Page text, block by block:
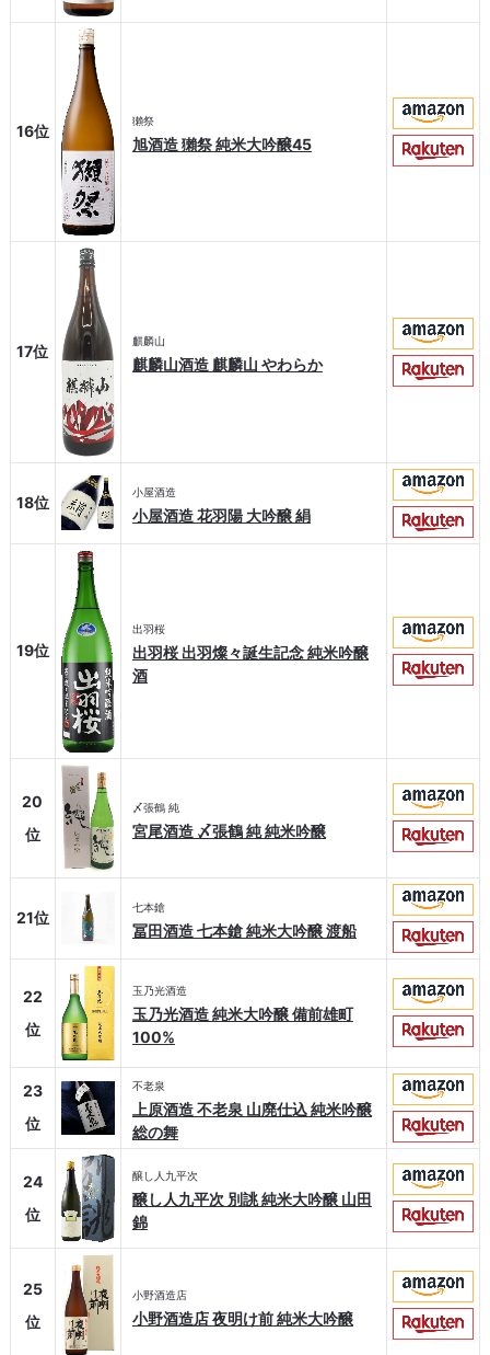
16位
獺祭
旭酒造 獺祭 純米大吟醸45
17位
麒麟山
麒麟山酒造 麒麟山 やわらか
18位
小屋酒造
小屋酒造 花羽陽 大吟醸 絹
19位
出羽桜
出羽桜 出羽燦々誕生記念 純米吟醸
酒
20
位
〆張鶴 純
宮尾酒造 〆張鶴 純 純米吟醸
21位
七本鎗
冨田酒造 七本鎗 純米大吟醸 渡船
22
位
玉乃光酒造
玉乃光酒造 純米大吟醸 備前雄町
100%
23
位
不老泉
上原酒造 不老泉 山廃仕込 純米吟醸
総の舞
24
位
醸し人九平次
醸し人九平次 別誂 純米大吟醸 山田
錦
25
位
小野酒造店
小野酒造店 夜明け前 純米大吟醸